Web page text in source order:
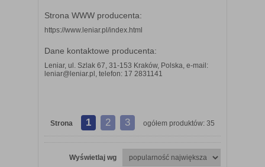
Strona WWW producenta:
https://www.leniar.pl/index.html
Dane kontaktowe producenta:
Leniar, ul. Szlak 67, 31-153 Kraków, Polska, e-mail:
leniar@leniar.pl, telefon: 17 2831141
Strona 1 2 3 ogółem produktów: 35
Wyświetlaj wg